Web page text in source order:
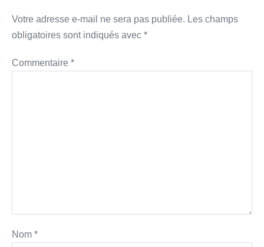
Votre adresse e-mail ne sera pas publiée. Les champs
obligatoires sont indiqués avec *
Commentaire *
Nom *